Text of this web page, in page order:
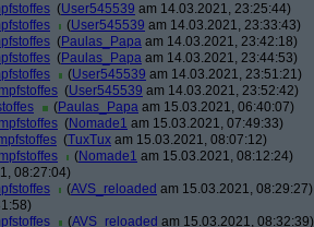
(User545539 am 14.03.2021, 23:25:44)
(User545539 am 14.03.2021, 23:33:43)
(Paulas_Papa am 14.03.2021, 23:42:18)
(Paulas_Papa am 14.03.2021, 23:44:53)
(User545539 am 14.03.2021, 23:51:21)
(User545539 am 14.03.2021, 23:52:42)
(Paulas_Papa am 15.03.2021, 06:40:07)
(Nomade1 am 15.03.2021, 07:49:33)
(TuxTux am 15.03.2021, 08:07:12)
(Nomade1 am 15.03.2021, 08:12:24)
08:27:04)
(AVS_reloaded am 15.03.2021, 08:29:27)
(AVS_reloaded am 15.03.2021, 08:32:39)